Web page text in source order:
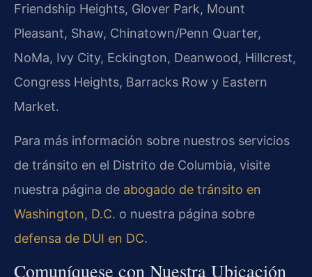
Friendship Heights, Glover Park, Mount
Pleasant, Shaw, Chinatown/Penn Quarter,
NoMa, Ivy City, Eckington, Deanwood, Hillcrest,
Congress Heights, Barracks Row y Eastern
Market.
Para más información sobre nuestros servicios
de tránsito en el Distrito de Columbia, visite
nuestra página de abogado de tránsito en
Washington, D.C. o nuestra página sobre
defensa de DUI en DC.
Comuníquese con Nuestra Ubicación